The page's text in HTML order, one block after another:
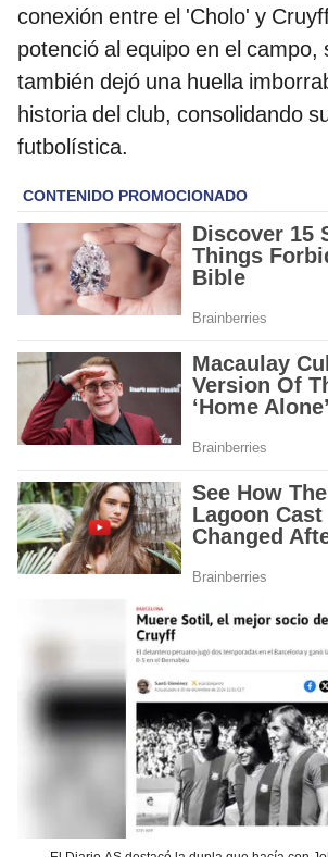
conexión entre el 'Cholo' y
potenció al equipo en el campo,
también dejó una huella
historia del club, consolidando
futbolística.